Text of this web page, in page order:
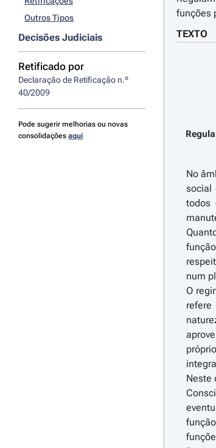
Outros Tipos
Decisões Judiciais
Retificado por
Declaração de Retificação n.º
40/2009
Pode sugerir melhorias ou novas
consolidações aqui
funções
TEXTO
No
social
todos
num
O
Neste